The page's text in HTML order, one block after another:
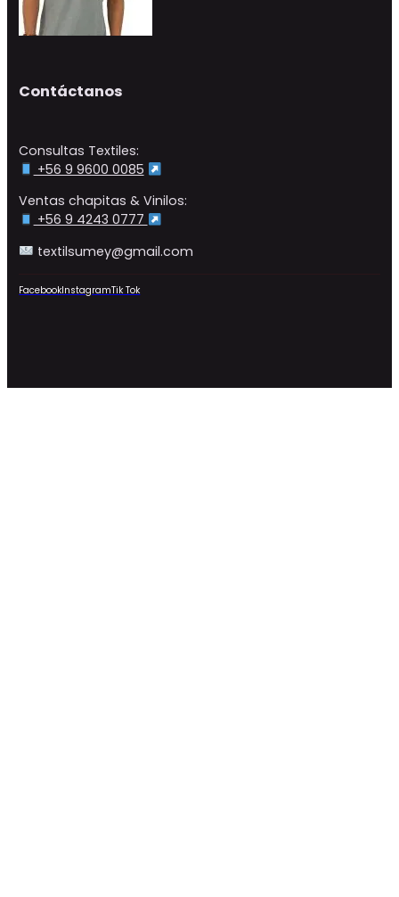
Contáctanos
Consultas Textiles:
+56 9 9600 0085
Ventas chapitas & Vinilos:
+56 9 4243 0777
textilsumey@gmail.com
FacebookInstagramTik Tok